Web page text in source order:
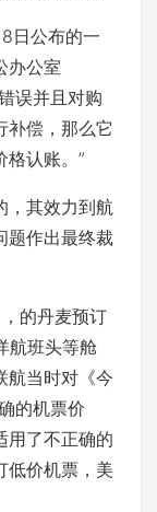
日公布的一
办公室
误并且对购
补偿，那么它
格认账。”
其效力到航
题作出最终裁
的丹麦预订
航班头等舱
航当时对《今
的机票价
用了不正确的
低价机票，美